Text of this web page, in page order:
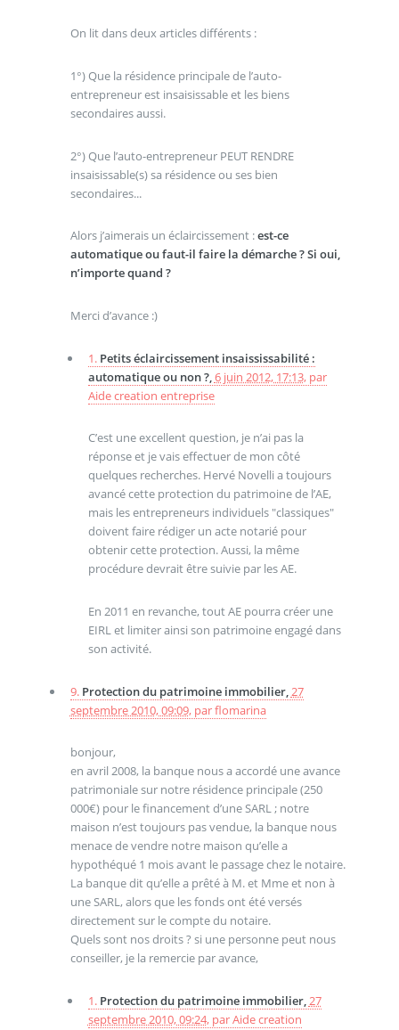
On lit dans deux articles différents :
1°) Que la résidence principale de l’auto-
entrepreneur est insaisissable et les biens
secondaires aussi.
2°) Que l’auto-entrepreneur PEUT RENDRE
insaisissable(s) sa résidence ou ses bien
secondaires...
Alors j’aimerais un éclaircissement :est-ce
automatique ou faut-il faire la démarche ? Si oui,
n’importe quand ?
Merci d’avance :)
1. Petits éclaircissement insaississabilité :
automatique ou non ?,6 juin 2012, 17:13, par
Aide creation entreprise
C’est une excellent question, je n’ai pas la
réponse et je vais effectuer de mon côté
quelques recherches. Hervé Novelli a toujours
avancé cette protection du patrimoine de l’AE,
mais les entrepreneurs individuels "classiques"
doivent faire rédiger un acte notarié pour
obtenir cette protection. Aussi, la même
procédure devrait être suivie par les AE.
En 2011 en revanche, tout AE pourra créer une
EIRL et limiter ainsi son patrimoine engagé dans
son activité.
9. Protection du patrimoine immobilier,27
septembre 2010, 09:09, parflomarina
bonjour,
en avril 2008, la banque nous a accordé une avance
patrimoniale sur notre résidence principale (250
000€) pour le financement d’une SARL ; notre
maison n’est toujours pas vendue, la banque nous
menace de vendre notre maison qu’elle a
hypothéqué 1 mois avant le passage chez le notaire.
La banque dit qu’elle a prêté à M. et Mme et non à
une SARL, alors que les fonds ont été versés
directement sur le compte du notaire.
Quels sont nos droits ? si une personne peut nous
conseiller, je la remercie par avance,
1. Protection du patrimoine immobilier,27
septembre 2010, 09:24, parAide creation